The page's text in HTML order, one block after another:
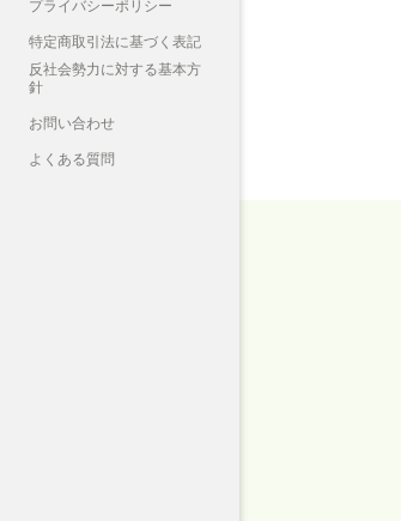
プライバシーポリシー
特定商取引法に基づく表記
反社会勢力に対する基本方
針
お問い合わせ
よくある質問